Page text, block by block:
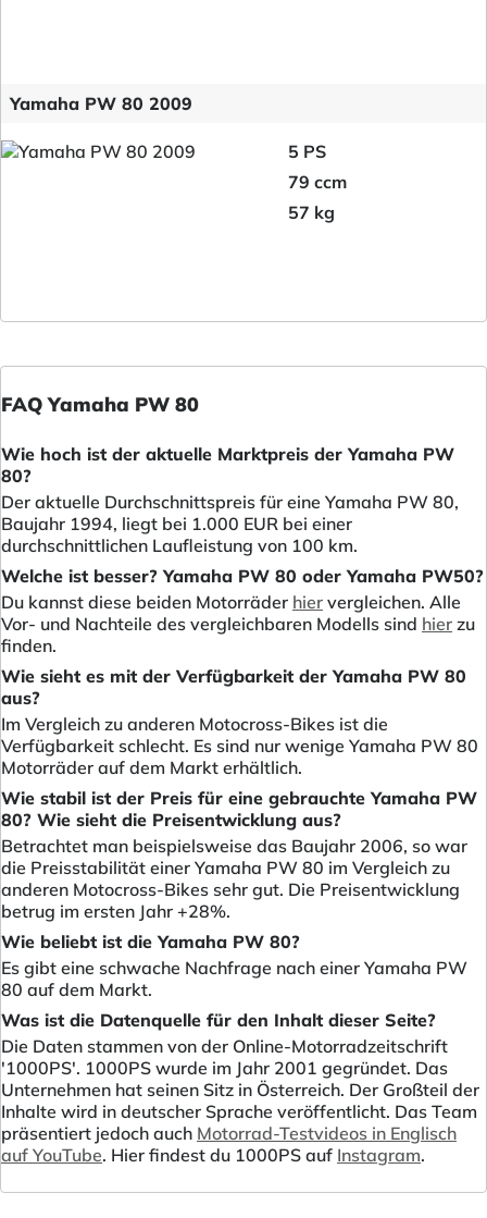
Yamaha PW 80 2009
5 PS
79 ccm
57 kg
FAQ Yamaha PW 80
Wie hoch ist der aktuelle Marktpreis der Yamaha PW
80?
Der aktuelle Durchschnittspreis für eine Yamaha PW 80,
Baujahr 1994, liegt bei 1.000 EUR bei einer
durchschnittlichen Laufleistung von 100 km.
Welche ist besser? Yamaha PW 80 oder Yamaha PW50?
Du kannst diese beiden Motorräder hier vergleichen. Alle
Vor- und Nachteile des vergleichbaren Modells sind hier zu
finden.
Wie sieht es mit der Verfügbarkeit der Yamaha PW 80
aus?
Im Vergleich zu anderen Motocross-Bikes ist die
Verfügbarkeit schlecht. Es sind nur wenige Yamaha PW 80
Motorräder auf dem Markt erhältlich.
Wie stabil ist der Preis für eine gebrauchte Yamaha PW
80? Wie sieht die Preisentwicklung aus?
Betrachtet man beispielsweise das Baujahr 2006, so war
die Preisstabilität einer Yamaha PW 80 im Vergleich zu
anderen Motocross-Bikes sehr gut. Die Preisentwicklung
betrug im ersten Jahr +28%.
Wie beliebt ist die Yamaha PW 80?
Es gibt eine schwache Nachfrage nach einer Yamaha PW
80 auf dem Markt.
Was ist die Datenquelle für den Inhalt dieser Seite?
Die Daten stammen von der Online-Motorradzeitschrift
'1000PS'. 1000PS wurde im Jahr 2001 gegründet. Das
Unternehmen hat seinen Sitz in Österreich. Der Großteil der
Inhalte wird in deutscher Sprache veröffentlicht. Das Team
präsentiert jedoch auch Motorrad-Testvideos in Englisch
auf YouTube. Hier findest du 1000PS auf Instagram.